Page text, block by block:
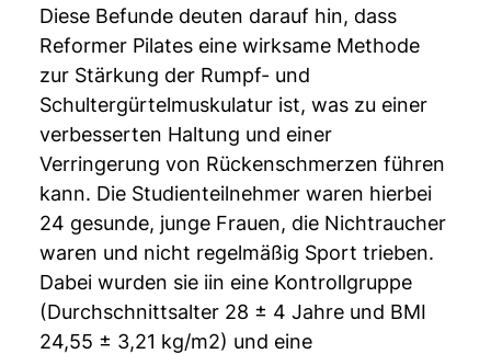
Diese Befunde deuten darauf hin, dass
Reformer Pilates eine wirksame Methode
zur Stärkung der Rumpf- und
Schultergürtelmuskulatur ist, was zu einer
verbesserten Haltung und einer
Verringerung von Rückenschmerzen führen
kann. Die Studienteilnehmer waren hierbei
24 gesunde, junge Frauen, die Nichtraucher
waren und nicht regelmäßig Sport trieben.
Dabei wurden sie iin eine Kontrollgruppe
(Durchschnittsalter 28 ± 4 Jahre und BMI
24,55 ± 3,21 kg/m2) und eine